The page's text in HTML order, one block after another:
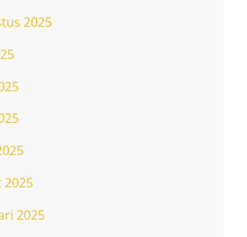
2025
2025
2025